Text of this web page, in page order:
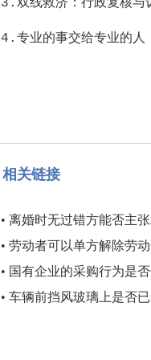
3. 双线救济：行政复核与
4. 专业的事交给专业的人
相关链接
• 离婚时无过错方能否主
• 劳动者可以单方解除劳
• 国有企业的采购行为是
• 车辆前挡风玻璃上是否